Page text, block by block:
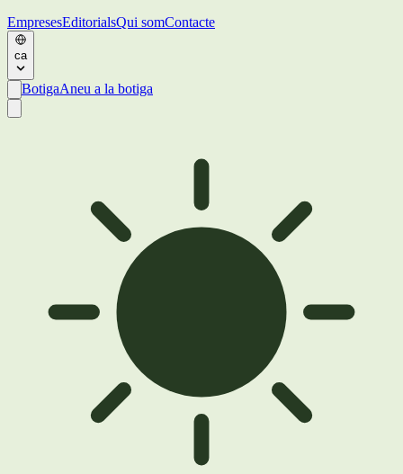
EmpresesEditorialsQui somContacte
ca
BotigaAneu a la botiga